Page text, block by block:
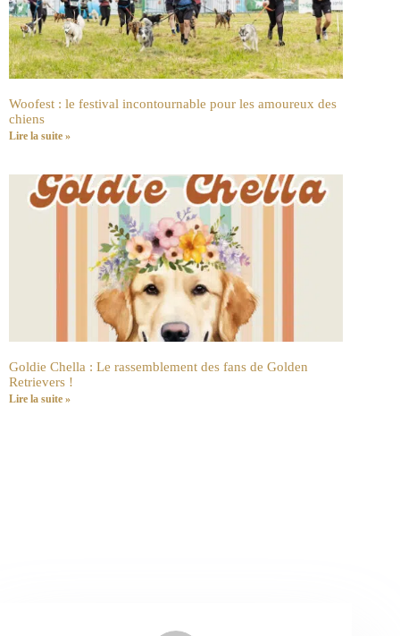
Woofest : le festival incontournable pour les amoureux des
chiens
Lire la suite »
Goldie Chella : Le rassemblement des fans de Golden
Retrievers !
Lire la suite »